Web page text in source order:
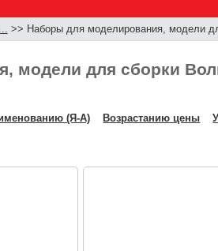
>> Наборы для моделирования, модели
модели для сборки
(Я-А) Возрастанию цены